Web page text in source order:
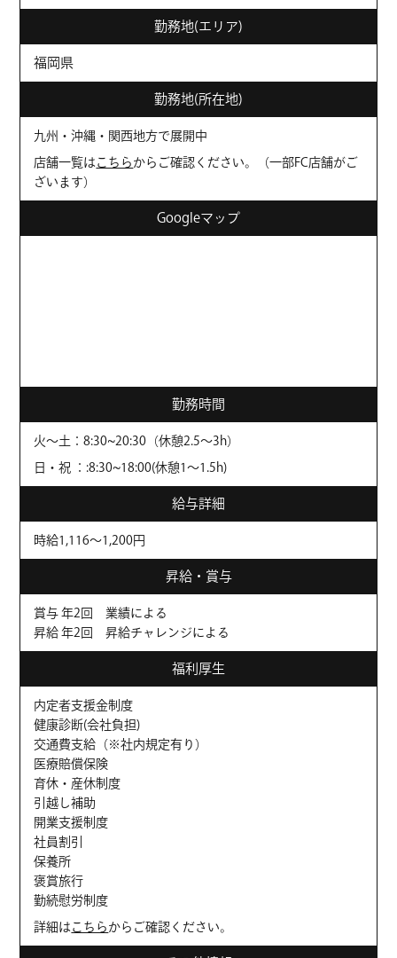
勤務地(エリア)
福岡県
勤務地(所在地)
九州・沖縄・関西地方で展開中
店舗一覧は こちら からご確認ください。（一部FC店舗がご
ざいます）
Googleマップ
勤務時間
火〜土：8:30~20:30（休憩2.5～3h）
日・祝 ：:8:30~18:00(休憩1～1.5h)
給与詳細
時給1,116～1,200円
昇給・賞与
賞与 年2回 業績による
昇給 年2回 昇給チャレンジによる
福利厚生
内定者支援金制度
健康診断(会社負担)
交通費支給（※社内規定有り）
医療賠償保険
育休・産休制度
引越し補助
開業支援制度
社員割引
保養所
褒賞旅行
勤続慰労制度
詳細は こちら からご確認ください。